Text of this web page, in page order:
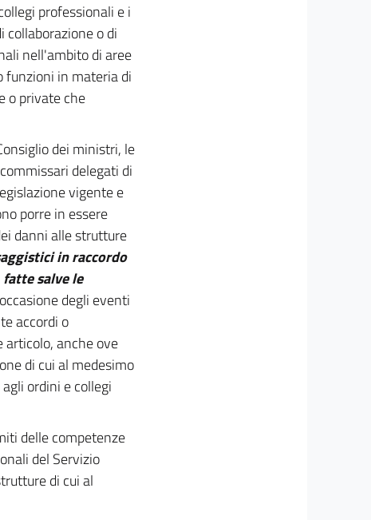
professionali e i
o di
nell'ambito di aree
funzioni in materia di
o private che
dei ministri, le
delegati di
vigente e
porre in essere
danni alle strutture
in raccordo
salve le
degli eventi
accordi o
articolo, anche ove
di cui al medesimo
ordini e collegi
delle competenze
del Servizio
di cui al